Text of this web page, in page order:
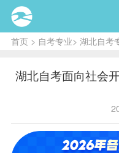
首页> 自考专业> 湖北自考
湖北自考面向社会